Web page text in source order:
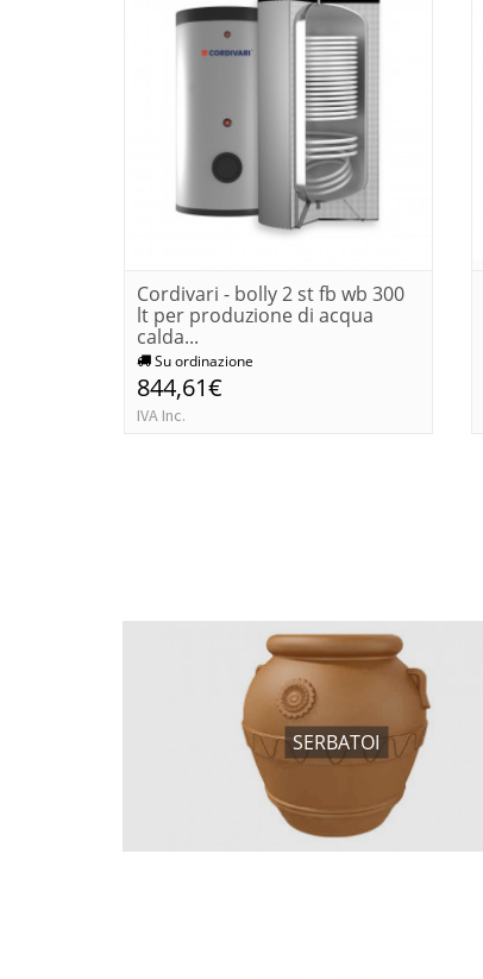
Cordivari - bolly 2 st fb wb 300
lt per produzione di acqua
calda...
Su ordinazione
844,61€
IVA Inc.
SERBATOI